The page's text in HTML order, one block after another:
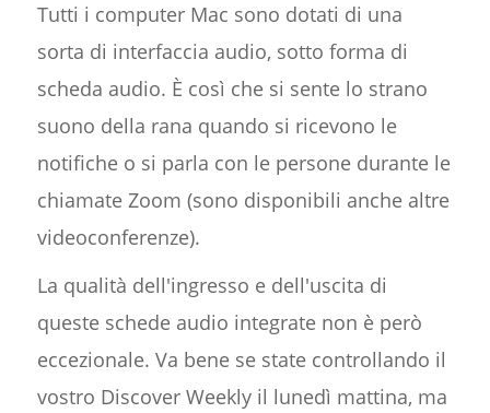
Tutti i computer Mac sono dotati di una
sorta di interfaccia audio, sotto forma di
scheda audio. È così che si sente lo strano
suono della rana quando si ricevono le
notifiche o si parla con le persone durante le
chiamate Zoom (sono disponibili anche altre
videoconferenze).
La qualità dell'ingresso e dell'uscita di
queste schede audio integrate non è però
eccezionale. Va bene se state controllando il
vostro Discover Weekly il lunedì mattina, ma